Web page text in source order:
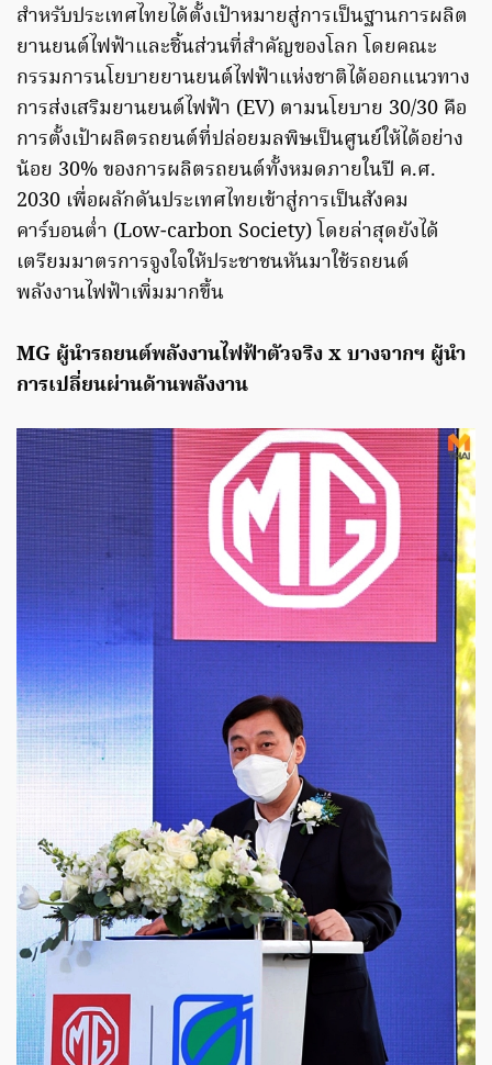
สำหรับประเทศไทยได้ตั้งเป้าหมายสู่การเป็นฐานการผลิต
ยานยนต์ไฟฟ้าและชิ้นส่วนที่สำคัญของโลก โดยคณะ
กรรมการนโยบายยานยนต์ไฟฟ้าแห่งชาติได้ออกแนวทาง
การส่งเสริมยานยนต์ไฟฟ้า (EV) ตามนโยบาย 30/30 คือ
การตั้งเป้าผลิตรถยนต์ที่ปล่อยมลพิษเป็นศูนย์ให้ได้อย่าง
น้อย 30% ของการผลิตรถยนต์ทั้งหมดภายในปี ค.ศ.
2030 เพื่อผลักดันประเทศไทยเข้าสู่การเป็นสังคม
คาร์บอนต่ำ (Low-carbon Society) โดยล่าสุดยังได้
เตรียมมาตรการจูงใจให้ประชาชนหันมาใช้รถยนต์
พลังงานไฟฟ้าเพิ่มมากขึ้น
MG ผู้นำรถยนต์พลังงานไฟฟ้าตัวจริง x บางจากฯ ผู้นำ
การเปลี่ยนผ่านด้านพลังงาน